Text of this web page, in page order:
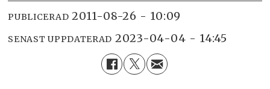
PUBLICERAD 2011-08-26 - 10:09
SENAST UPPDATERAD 2023-04-04 - 14:45